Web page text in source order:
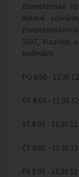
živnostenské
datové
živnostenském
1007, Vizovice,
hodinách:
PO 8:00 - 11:30
ÚT 8:00 - 11:30
ST 8:00 - 11:30
ČT 8:00 - 11:30
PÁ 8:00 - 11:30